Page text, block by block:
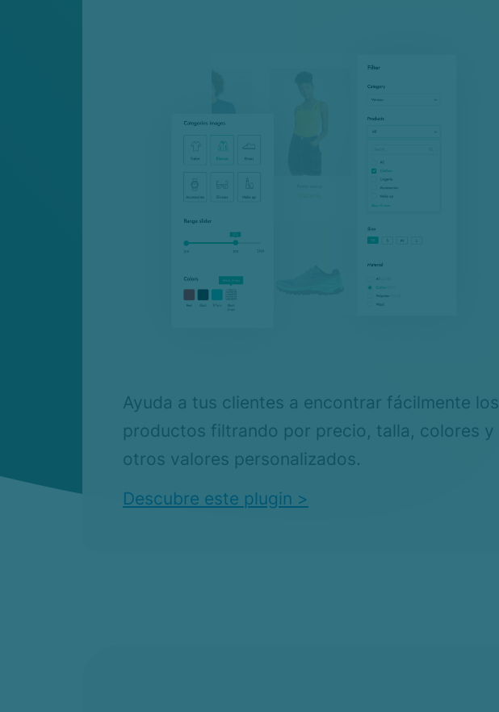
Ayuda a tus clientes a encontrar fácilmente los
productos filtrando por precio, talla, colores y
otros valores personalizados.
Descubre este plugin >